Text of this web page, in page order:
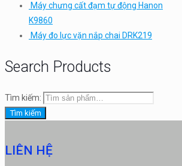
Máy chưng cất đạm tự động Hanon
K9860
Máy đo lực vặn nắp chai DRK219
Search Products
Tìm kiếm:
Tìm kiếm
LIÊN HỆ